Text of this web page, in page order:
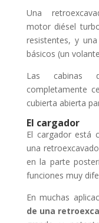
Una
motor diésel
resistentes, y
básicos (un
Las cabinas
completamente
cubierta abierta
El cargador
El cargador está
una
en la parte
funciones muy
En muchas
de una